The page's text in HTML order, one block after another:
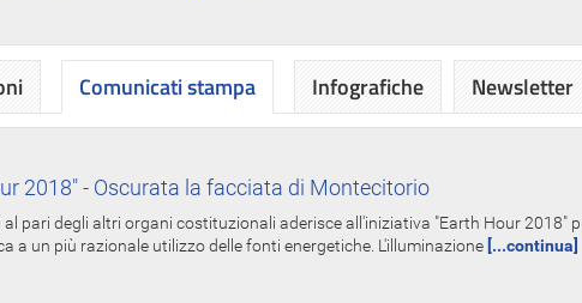
Comunicati stampa
2018" - Oscurata la facciata di Montecitorio
pari degli altri organi costituzionali aderisce all'iniziativa "Earth Hour 2018"
a un più razionale utilizzo delle fonti energetiche. L'illuminazione [...continua]
Infografiche Newsletter